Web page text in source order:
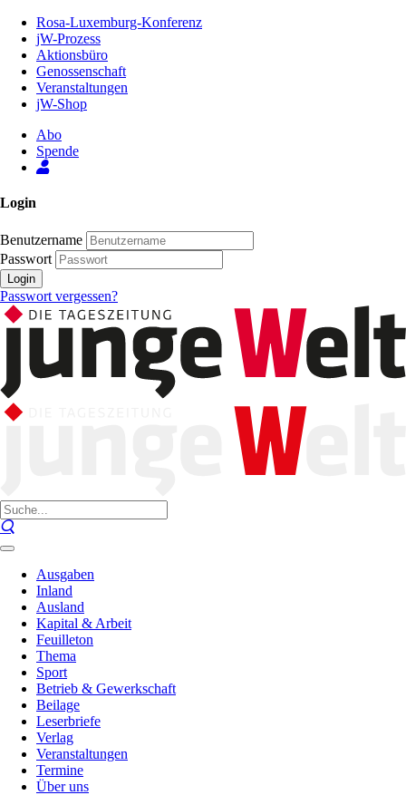
Inhalt
Seite
Rosa-Luxemburg-Konferenz
jW-Prozess
Aktionsbüro
Genossenschaft
Veranstaltungen
jW-Shop
Abo
Spende
Login
Benutzername
Passwort
Login
Passwort vergessen?
Ausgaben
Inland
Ausland
Kapital & Arbeit
Feuilleton
Thema
Sport
Betrieb & Gewerkschaft
Beilage
Leserbriefe
Verlag
Veranstaltungen
Termine
Über uns